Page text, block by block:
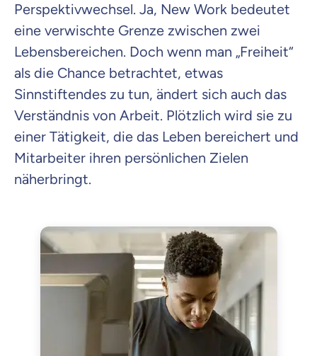
Perspektivwechsel. Ja, New Work bedeutet
eine verwischte Grenze zwischen zwei
Lebensbereichen. Doch wenn man „Freiheit“
als die Chance betrachtet, etwas
Sinnstiftendes zu tun, ändert sich auch das
Verständnis von Arbeit. Plötzlich wird sie zu
einer Tätigkeit, die das Leben bereichert und
Mitarbeiter ihren persönlichen Zielen
näherbringt.